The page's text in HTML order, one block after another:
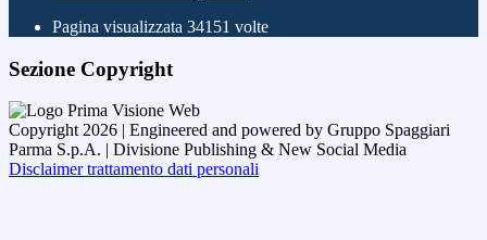
Pagina visualizzata 34151 volte
Sezione Copyright
Copyright 2026 | Engineered and powered by Gruppo Spaggiari
Parma S.p.A. | Divisione Publishing & New Social Media
Disclaimer trattamento dati personali